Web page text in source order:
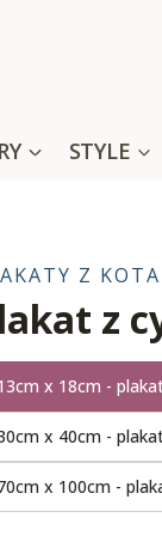
STYLE
Z
z
x 18cm -
x 40cm -
x 100cm -